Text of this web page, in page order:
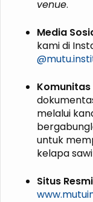
venue.
Media
kami di
melalui
untuk
kelapa
Situs